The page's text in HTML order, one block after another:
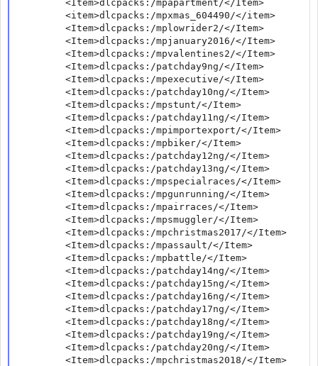
        <Item>dlcpacks:/mpapartment/</Item>
        <item>dlcpacks:/mpxmas_604490/</item>
        <Item>dlcpacks:/mplowrider2/</Item>
        <Item>dlcpacks:/mpjanuary2016/</Item>
        <Item>dlcpacks:/mpvalentines2/</Item>
        <Item>dlcpacks:/patchday9ng/</Item>
        <Item>dlcpacks:/mpexecutive/</Item>
        <Item>dlcpacks:/patchday10ng/</Item>
        <Item>dlcpacks:/mpstunt/</Item>
        <Item>dlcpacks:/patchday11ng/</Item>
        <Item>dlcpacks:/mpimportexport/</Item>
        <Item>dlcpacks:/mpbiker/</Item>
        <Item>dlcpacks:/patchday12ng/</Item>
        <Item>dlcpacks:/patchday13ng/</Item>
        <Item>dlcpacks:/mpspecialraces/</Item>
        <Item>dlcpacks:/mpgunrunning/</Item>
        <Item>dlcpacks:/mpairraces/</Item>
        <Item>dlcpacks:/mpsmuggler/</Item>
        <Item>dlcpacks:/mpchristmas2017/</Item>
        <Item>dlcpacks:/mpassault/</Item>
        <Item>dlcpacks:/mpbattle/</Item>
        <Item>dlcpacks:/patchday14ng/</Item>
        <Item>dlcpacks:/patchday15ng/</Item>
        <Item>dlcpacks:/patchday16ng/</Item>
        <Item>dlcpacks:/patchday17ng/</Item>
        <Item>dlcpacks:/patchday18ng/</Item>
        <Item>dlcpacks:/patchday19ng/</Item>
        <Item>dlcpacks:/patchday20ng/</Item>
        <Item>dlcpacks:/mpchristmas2018/</Item>